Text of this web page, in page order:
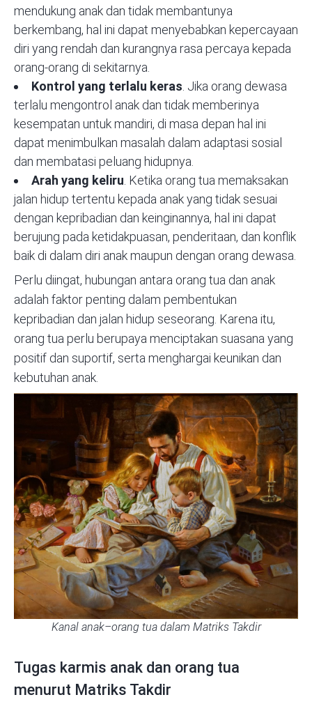
mendukung anak dan tidak membantunya
berkembang, hal ini dapat menyebabkan kepercayaan
diri yang rendah dan kurangnya rasa percaya kepada
orang-orang di sekitarnya.
Kontrol yang terlalu keras . Jika orang dewasa
terlalu mengontrol anak dan tidak memberinya
kesempatan untuk mandiri, di masa depan hal ini
dapat menimbulkan masalah dalam adaptasi sosial
dan membatasi peluang hidupnya.
Arah yang keliru . Ketika orang tua memaksakan
jalan hidup tertentu kepada anak yang tidak sesuai
dengan kepribadian dan keinginannya, hal ini dapat
berujung pada ketidakpuasan, penderitaan, dan konflik
baik di dalam diri anak maupun dengan orang dewasa.
Perlu diingat, hubungan antara orang tua dan anak
adalah faktor penting dalam pembentukan
kepribadian dan jalan hidup seseorang. Karena itu,
orang tua perlu berupaya menciptakan suasana yang
positif dan suportif, serta menghargai keunikan dan
kebutuhan anak.
Kanal anak–orang tua dalam Matriks Takdir
Tugas karmis anak dan orang tua
menurut Matriks Takdir